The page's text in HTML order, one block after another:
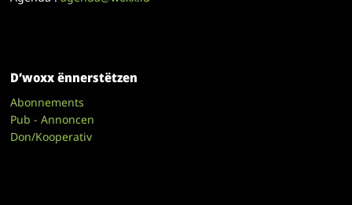
D’woxx ënnerstëtzen
Abonnements
Pub - Annoncen
Don/Kooperativ